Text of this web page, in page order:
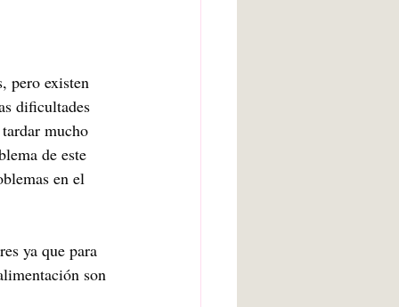
pero existen
dificultades
mucho
de este
en el
ya que para
son